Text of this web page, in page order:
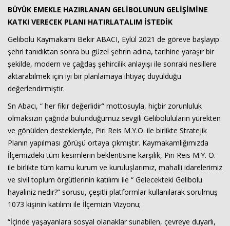
BÜYÜK EMEKLE HAZIRLANAN GELİBOLUNUN GELİŞİMİNE
KATKI VERECEK PLANI HATIRLATALIM İSTEDİK
Gelibolu Kaymakamı Bekir ABACI, Eylül 2021 de göreve başlayıp
şehri tanıdıktan sonra bu güzel şehrin adına, tarihine yaraşır bir
şekilde, modern ve çağdaş şehircilik anlayışı ile sonraki nesillere
aktarabilmek için iyi bir planlamaya ihtiyaç duyulduğu
değerlendirmiştir.
Sn Abacı, “ her fikir değerlidir” mottosuyla, hiçbir zorunluluk
olmaksızın çağrıda bulunduğumuz sevgili Geliboluluların yürekten
ve gönülden destekleriyle, Piri Reis M.Y.O. ile birlikte Stratejik
Planın yapılması görüşü ortaya çıkmıştır. Kaymakamlığımızda
İlçemizdeki tüm kesimlerin beklentisine karşılık, Piri Reis M.Y. O.
ile birlikte tüm kamu kurum ve kuruluşlarımız, mahalli idarelerimiz
ve sivil toplum örgütlerinin katılımı ile “ Gelecekteki Gelibolu
hayaliniz nedir?” sorusu, çeşitli platformlar kullanılarak sorulmuş
1073 kişinin katılımı ile İlçemizin Vizyonu;
“İçinde yaşayanlara sosyal olanaklar sunabilen, çevreye duyarlı,
KÜNYE